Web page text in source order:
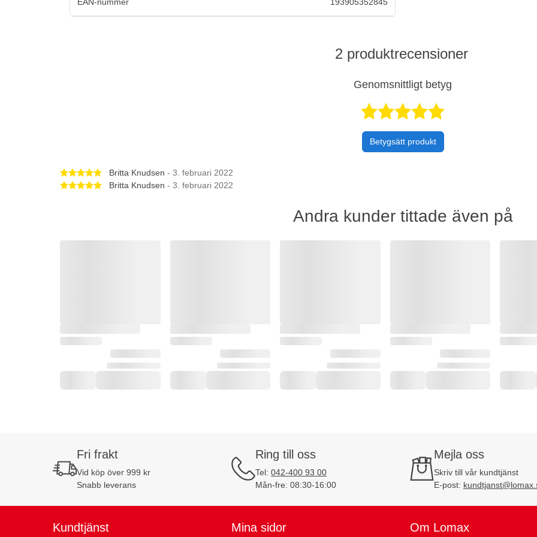
2 produktrecensioner
Genomsnittligt betyg
Betygsatt 5
Betygsätt produkt
Betygsatt 5 av 5 stjärnor
Britta Knudsen - 3. februari 2022
Betygsatt 5 av 5 stjärnor
Britta Knudsen - 3. februari 2022
Andra kunder tittade även på
Fri frakt
Vid köp över 999 kr
Snabb leverans
Ring till oss
Tel: 042-400 93 00
Mån-fre: 08:30-16:00
Mejla oss
Skriv till vår kundtjänst
E-post:
Kundtjänst Mina sidor Om Lomax